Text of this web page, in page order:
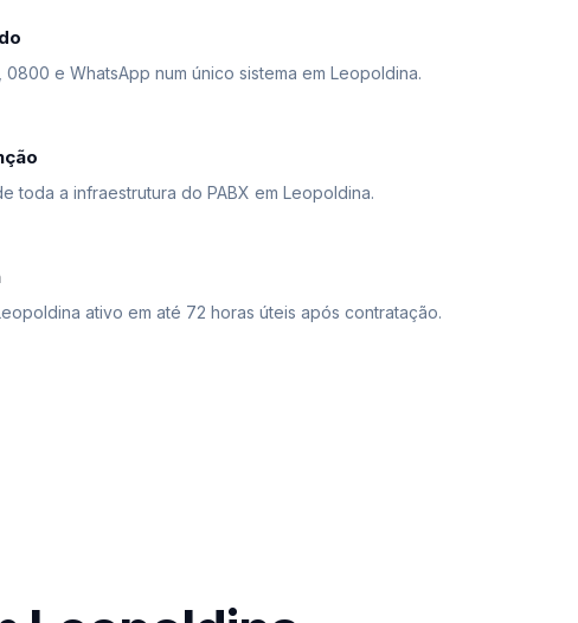
0800 e WhatsApp num único sistema em Leopoldina.
toda a infraestrutura do PABX em Leopoldina.
ativo em até 72 horas úteis após contratação.